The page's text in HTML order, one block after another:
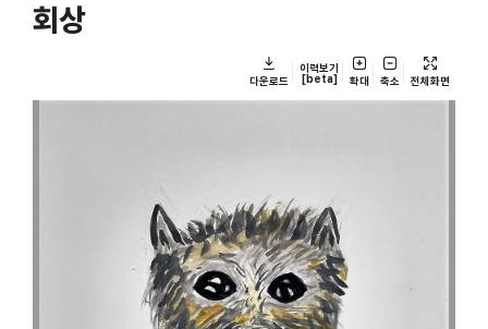
회상
다운로드
이력보기
[beta]
확대 축소 전체화면